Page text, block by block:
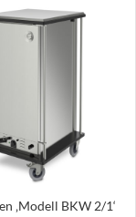
‚Modell BKW 2/1‘